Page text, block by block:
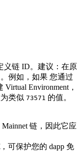
链 ID。 建议：在原
例如，如果 您通过
Environment，
类似 73571 的值。
链，因此它应
，可保护您的 dapp 免